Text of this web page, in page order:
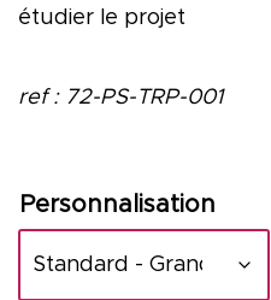
étudier le projet
ref : 72-PS-TRP-001
Personnalisation